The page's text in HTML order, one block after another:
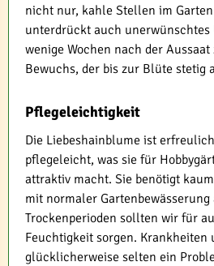
nicht nur, kahle Stellen im
unterdrückt auch unerwünschtes
wenige Wochen nach der
Bewuchs, der bis zur Blüte stetig
Pflegeleichtigkeit
Die Liebeshainblume ist
pflegeleicht, was sie für
attraktiv macht. Sie benötigt
mit normaler
Trockenperioden sollten wir für
Feuchtigkeit sorgen. Krankheiten
glücklicherweise selten ein